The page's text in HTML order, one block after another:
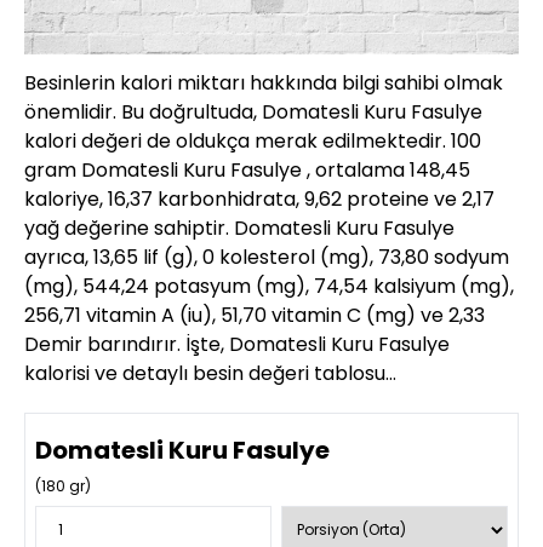
Besinlerin kalori miktarı hakkında bilgi sahibi olmak
önemlidir. Bu doğrultuda, Domatesli Kuru Fasulye
kalori değeri de oldukça merak edilmektedir. 100
gram Domatesli Kuru Fasulye , ortalama 148,45
kaloriye, 16,37 karbonhidrata, 9,62 proteine ve 2,17
yağ değerine sahiptir. Domatesli Kuru Fasulye
ayrıca, 13,65 lif (g), 0 kolesterol (mg), 73,80 sodyum
(mg), 544,24 potasyum (mg), 74,54 kalsiyum (mg),
256,71 vitamin A (iu), 51,70 vitamin C (mg) ve 2,33
Demir barındırır. İşte, Domatesli Kuru Fasulye
kalorisi ve detaylı besin değeri tablosu…
Domatesli Kuru Fasulye
(180 gr)